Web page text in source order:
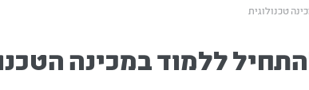
טכנולוגית
ללמוד במכינה